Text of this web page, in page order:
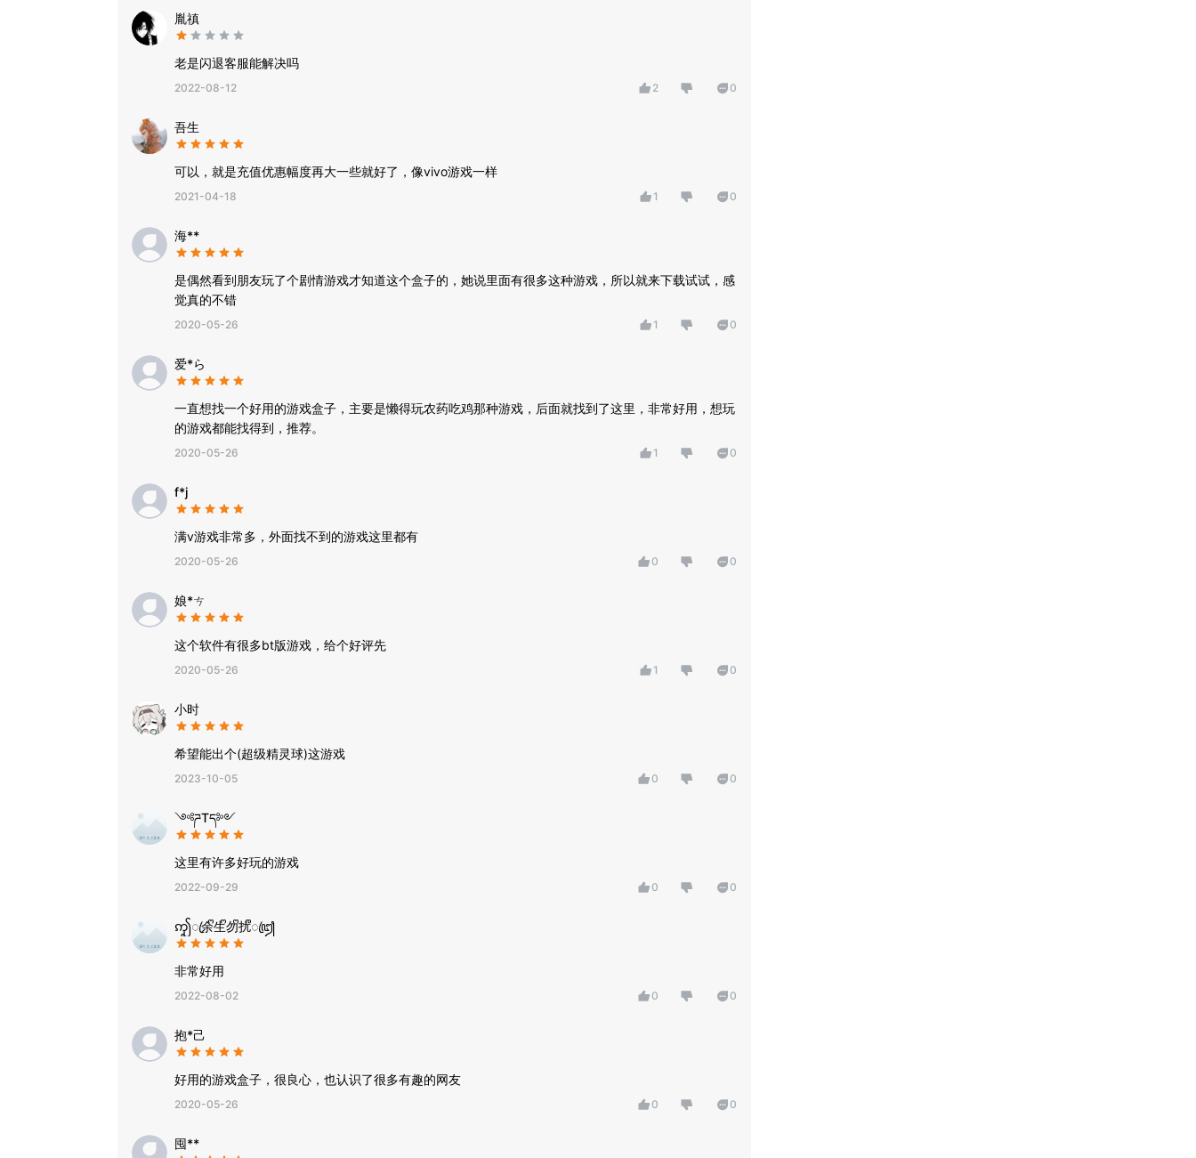
胤禛
老是闪退客服能解决吗
2022-08-12 2 0
吾生
可以，就是充值优惠幅度再大一些就好了，像vivo游戏一样
2021-04-18 1 0
海**
是偶然看到朋友玩了个剧情游戏才知道这个盒子的，她说里面有很多这种游戏，所以就来下载试试，感
觉真的不错
2020-05-26 1 0
爱*ら
一直想找一个好用的游戏盒子，主要是懒得玩农药吃鸡那种游戏，后面就找到了这里，非常好用，想玩
的游戏都能找得到，推荐。
2020-05-26 1 0
f*j
满v游戏非常多，外面找不到的游戏这里都有
2020-05-26 0 0
娘*ㄘ
这个软件有很多bt版游戏，给个好评先
2020-05-26 1 0
小时
希望能出个(超级精灵球)这游戏
2023-10-05 0 0
༺ཌTད༻
这里有许多好玩的游戏
2022-09-29 0 0
ꩵꦿ余ᩚ生ᩚ勿ᩚ扰ᩚꦿꦙ
非常好用
2022-08-02 0 0
抱*己
好用的游戏盒子，很良心，也认识了很多有趣的网友
2020-05-26 0 0
囤**